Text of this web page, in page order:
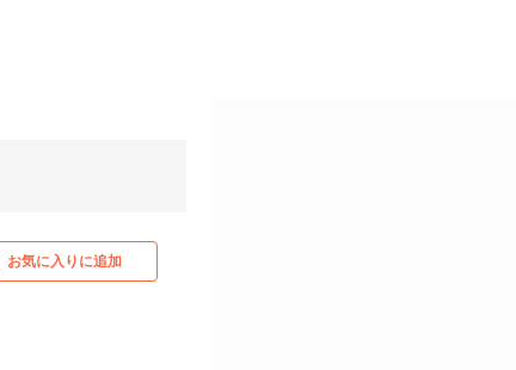
お気に入りに追加